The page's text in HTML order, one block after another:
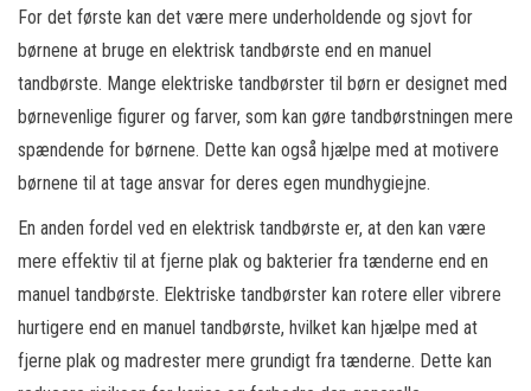
For det første kan det være mere underholdende og sjovt for
børnene at bruge en elektrisk tandbørste end en manuel
tandbørste. Mange elektriske tandbørster til børn er designet med
børnevenlige figurer og farver, som kan gøre tandbørstningen mere
spændende for børnene. Dette kan også hjælpe med at motivere
børnene til at tage ansvar for deres egen mundhygiejne.
En anden fordel ved en elektrisk tandbørste er, at den kan være
mere effektiv til at fjerne plak og bakterier fra tænderne end en
manuel tandbørste. Elektriske tandbørster kan rotere eller vibrere
hurtigere end en manuel tandbørste, hvilket kan hjælpe med at
fjerne plak og madrester mere grundigt fra tænderne. Dette kan